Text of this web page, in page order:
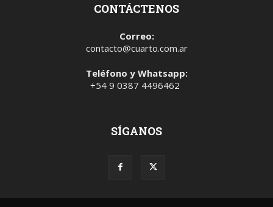
CONTÁCTENOS
Correo:
contacto@cuarto.com.ar
Teléfono y Whatsapp:
+54 9 0387 4496462
SÍGANOS